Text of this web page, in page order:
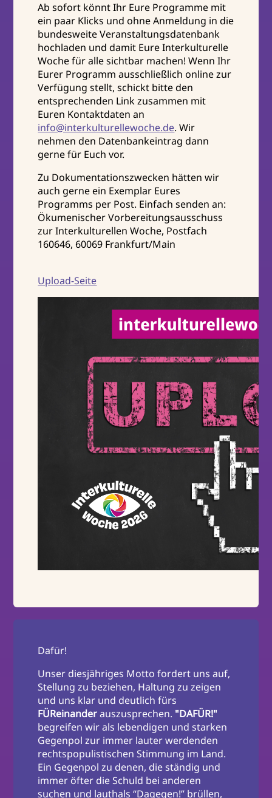
Ab sofort könnt Ihr Eure Programme mit
ein paar Klicks und ohne Anmeldung in die
bundesweite Veranstaltungsdatenbank
hochladen und damit Eure Interkulturelle
Woche für alle sichtbar machen! Wenn Ihr
Eurer Programm ausschließlich online zur
Verfügung stellt, schickt bitte den
entsprechenden Link zusammen mit
Euren Kontaktdaten an
info@interkulturellewoche.de. Wir
nehmen den Datenbankeintrag dann
gerne für Euch vor.
Zu Dokumentationszwecken hätten wir
auch gerne ein Exemplar Eures
Programms per Post. Einfach senden an:
Ökumenischer Vorbereitungsausschuss
zur Interkulturellen Woche, Postfach
160646, 60069 Frankfurt/Main
Upload-Seite
Dafür!
Unser diesjähriges Motto fordert uns auf,
Stellung zu beziehen, Haltung zu zeigen
und uns klar und deutlich fürs
FÜReinanderauszusprechen. "DAFÜR!"
begreifen wir als lebendigen und starken
Gegenpol zur immer lauter werdenden
rechtspopulistischen Stimmung im Land.
Ein Gegenpol zu denen, die ständig und
immer öfter die Schuld bei anderen
suchen und lauthals “Dagegen!” brüllen,